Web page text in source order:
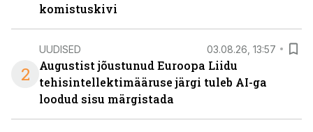
komistuskivi
2
UUDISED 03.08.26, 13:57
Augustist jõustunud Euroopa Liidu
tehisintellektimääruse järgi tuleb AI-ga
loodud sisu märgistada